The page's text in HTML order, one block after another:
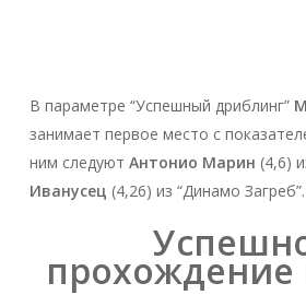
В параметре “Успешный дриблинг”
занимает первое место с
ним следуют Антонио Марин (4,6)
Иванусец (4,26) из “Динамо Загреб”.